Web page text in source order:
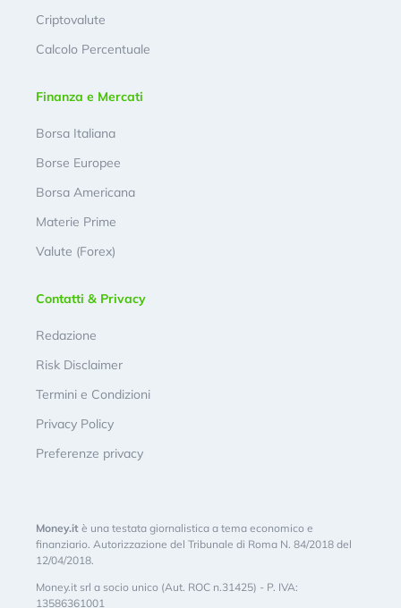
Criptovalute
Calcolo Percentuale
Finanza e Mercati
Borsa Italiana
Borse Europee
Borsa Americana
Materie Prime
Valute (Forex)
Contatti & Privacy
Redazione
Risk Disclaimer
Termini e Condizioni
Privacy Policy
Preferenze privacy
Money.it è una testata giornalistica a tema economico e
finanziario. Autorizzazione del Tribunale di Roma N. 84/2018 del
12/04/2018.
Money.it srl a socio unico (Aut. ROC n.31425) - P. IVA:
13586361001